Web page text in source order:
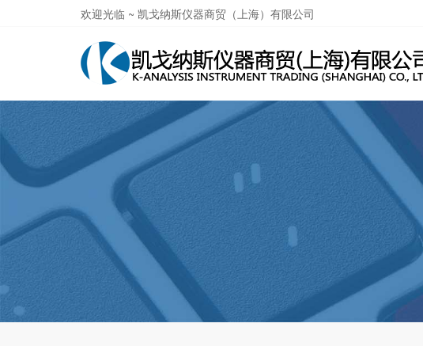
欢迎光临 ~ 凯戈纳斯仪器商贸（上海）有限公司